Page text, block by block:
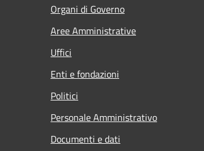
Organi di Governo
Aree Amministrative
Uffici
Enti e fondazioni
Politici
Personale Amministrativo
Documenti e dati